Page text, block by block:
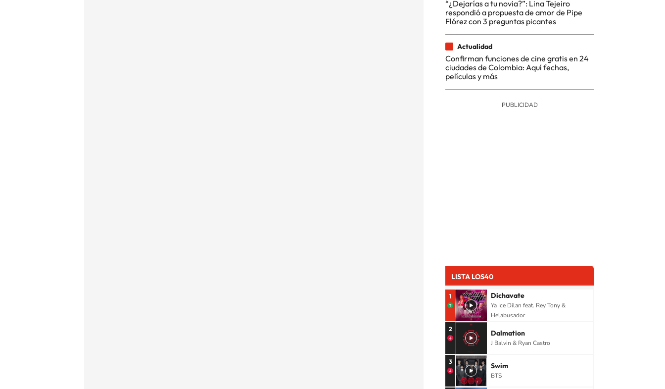
“¿Dejarías a tu novia?”: Lina Tejeiro
respondió a propuesta de amor de Pipe
Flórez con 3 preguntas picantes
Actualidad
Confirman funciones de cine gratis en 24
ciudades de Colombia: Aquí fechas,
películas y más
LISTA LOS40
1 Dichavate
Ya Ice Dilan feat. Rey Tony &
Helabusador
2 Dalmation
J Balvin & Ryan Castro
3 Swim
BTS